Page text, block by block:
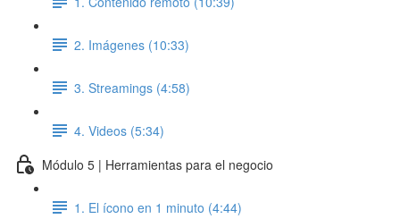
2. Imágenes (10:33)
3. Streamings (4:58)
4. Videos (5:34)
Módulo 5 | Herramientas para el negocio
1. El ícono en 1 minuto (4:44)